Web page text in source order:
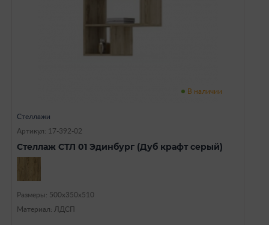
В наличии
Стеллажи
Артикул: 17-392-02
Стеллаж СТЛ 01 Эдинбург (Дуб крафт серый)
Размеры: 500х350х510
Материал: ЛДСП